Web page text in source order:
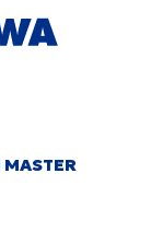
MASTER